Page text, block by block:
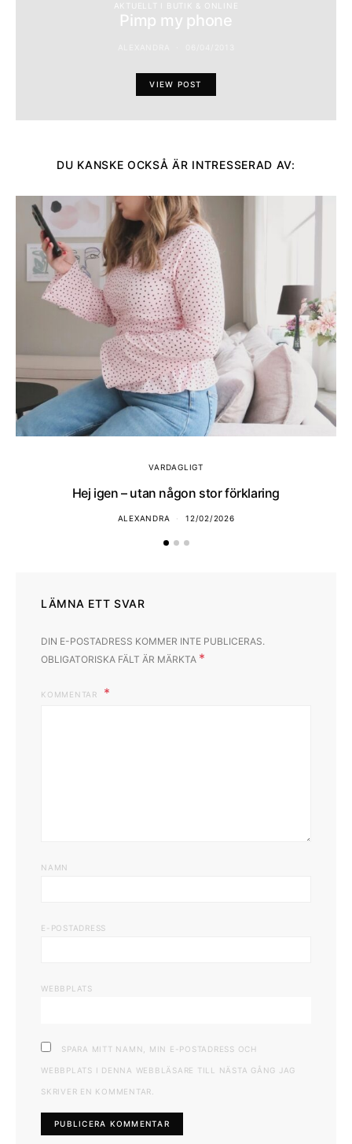
AKTUELLT I BUTIK & ONLINE
Pimp my phone
VIEW POST
DU KANSKE OCKSÅ ÄR INTRESSERAD AV:
VARDAGLIGT
Hej igen – utan någon stor förklaring
ALEXANDRA 12/02/2026
LÄMNA ETT SVAR
DIN E-POSTADRESS KOMMER INTE PUBLICERAS.
OBLIGATORISKA FÄLT ÄR MÄRKTA *
KOMMENTAR
NAMN
E-POSTADRESS
WEBBPLATS
SPARA MITT NAMN, MIN E-POSTADRESS OCH
WEBBPLATS I DENNA WEBBLÄSARE TILL NÄSTA GÅNG JAG
SKRIVER EN KOMMENTAR.